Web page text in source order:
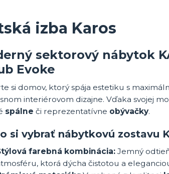
izba Karos
sektorový nábytok
Evoke
si domov, ktorý spája estetiku s
interiérovom dizajne. Vďaka svojej
spálne či reprezentatívne obývačky.
si vybrať nábytkovú zostavu
farebná kombinácia: Jemný
ktorá dýcha čistotou a